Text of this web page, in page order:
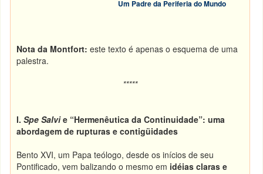
Um Padre da Periferia do Mundo
Nota da Montfort: este texto é apenas o esquema de uma
palestra.
*****
I.Spe Salvie “Hermenêutica da Continuidade”: uma
abordagem de rupturas e contigüidades
Bento XVI, um Papa teólogo, desde os inícios de seu
Pontificado, vem balizando o mesmo em idéias claras e